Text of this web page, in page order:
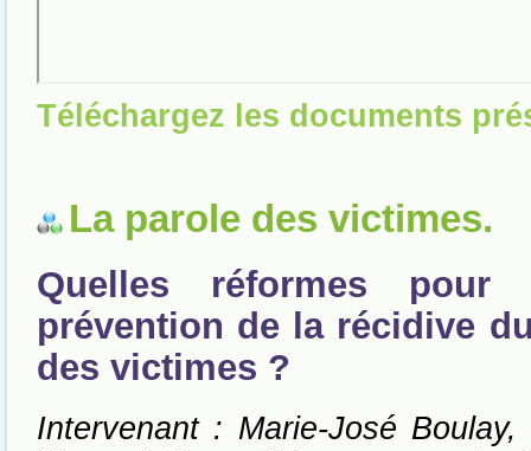
Téléchargez les documents
La parole des victimes.
Quelles réformes pour
prévention de la récidive
des victimes ?
Intervenant : Marie-José